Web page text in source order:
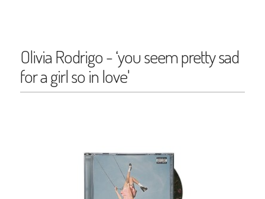
Olivia Rodrigo - ‘you seem pretty sad
for a girl so in love'